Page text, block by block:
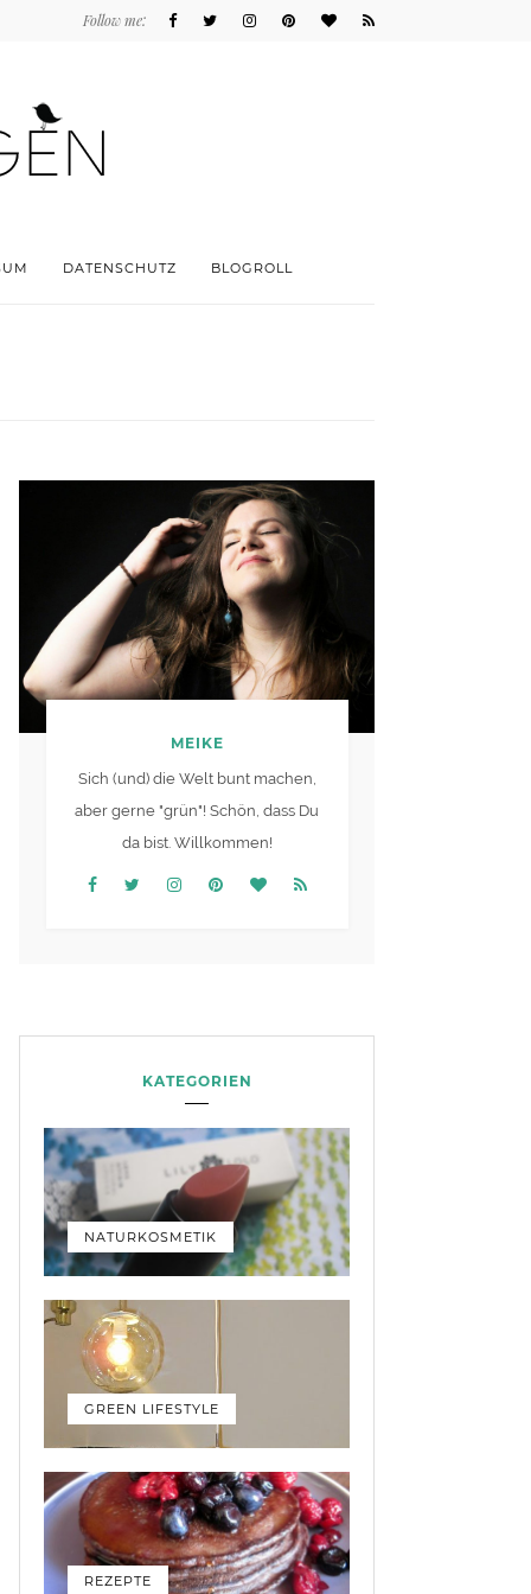
Follow me:
DATENSCHUTZ BLOGROLL
MEIKE
Sich (und) die Welt bunt machen,
aber gerne "grün"! Schön, dass Du
da bist. Willkommen!
KATEGORIEN
NATURKOSMETIK
GREEN LIFESTYLE
REZEPTE